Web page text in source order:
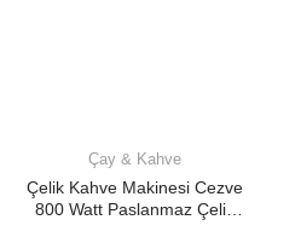
Çay & Kahve
Çelik Kahve Makinesi Cezve
800 Watt Paslanmaz Çelik